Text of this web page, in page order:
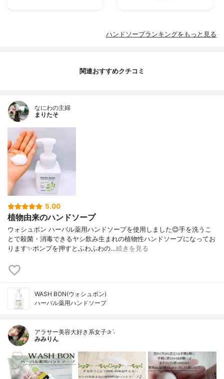
ハンドソープランキングをもっと見る
関連おすすめクチコミ
なにわの主婦
まりたそ
5.00
植物由来のハンドソープ
ウォシュボン ハーバル薬用ハンドソープを使用しました😊手を洗うこ
とで殺菌・消毒できるヤシ飲み生まれの植物性ハンドソープになってお
ります✨ポンプを押すとふわふわの…続きを見る
WASH BON(ウォシュボン)
ハーバル薬用ハンドソープ
アラサー美容大好き系女子✰ˊ˗
みみりん